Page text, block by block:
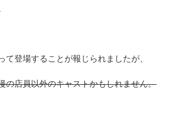
て登場することが報じられましたが、
の店員以外のキャストかもしれません。